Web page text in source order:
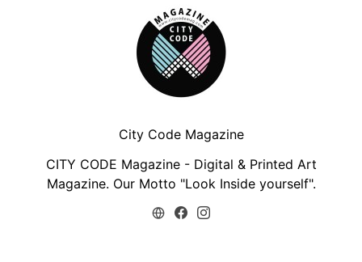
City Code Magazine
CITY CODE Magazine - Digital & Printed Art
Magazine. Our Motto "Look Inside yourself".